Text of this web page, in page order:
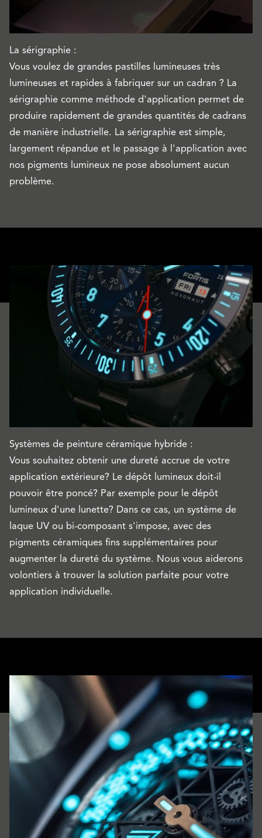
La sérigraphie :
Vous voulez de grandes pastilles lumineuses très
lumineuses et rapides à fabriquer sur un cadran ? La
sérigraphie comme méthode d'application permet de
produire rapidement de grandes quantités de cadrans
de manière industrielle. La sérigraphie est simple,
largement répandue et le passage à l'application avec
nos pigments lumineux ne pose absolument aucun
problème.
Systèmes de peinture céramique hybride :
Vous souhaitez obtenir une dureté accrue de votre
application extérieure? Le dépôt lumineux doit-il
pouvoir être poncé? Par exemple pour le dépôt
lumineux d'une lunette? Dans ce cas, un système de
laque UV ou bi-composant s'impose, avec des
pigments céramiques fins supplémentaires pour
augmenter la dureté du système. Nous vous aiderons
volontiers à trouver la solution parfaite pour votre
application individuelle.